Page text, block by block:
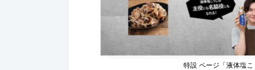
特設 ページ「液体塩こ